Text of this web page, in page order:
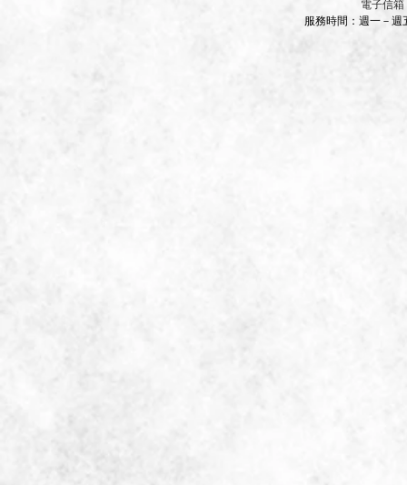
電子信箱
服務時間：週一－